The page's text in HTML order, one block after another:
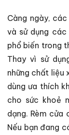
Càng ngày,
và sử dụng các
phổ biến trong
Thay vì sử
những chất liệu
dùng ưa thích
cho sức khoẻ
dạng. Rèm cửa
Nếu bạn đang